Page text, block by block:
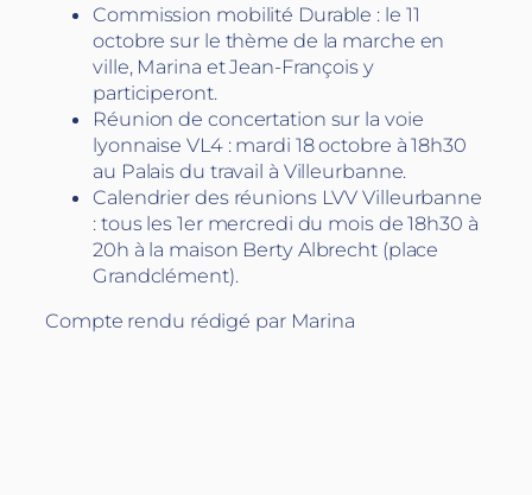
Commission mobilité Durable : le 11
octobre sur le thème de la marche en
ville, Marina et Jean-François y
participeront.
Réunion de concertation sur la voie
lyonnaise VL4 : mardi 18 octobre à 18h30
au Palais du travail à Villeurbanne.
Calendrier des réunions LVV Villeurbanne
: tous les 1er mercredi du mois de 18h30 à
20h à la maison Berty Albrecht (place
Grandclément).
Compte rendu rédigé par Marina